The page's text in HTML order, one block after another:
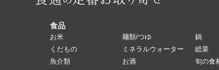
食品
お米
くだもの
魚介類
麺類/つゆ
ミネラルウォーター
お酒
鍋
総菜
旬の食